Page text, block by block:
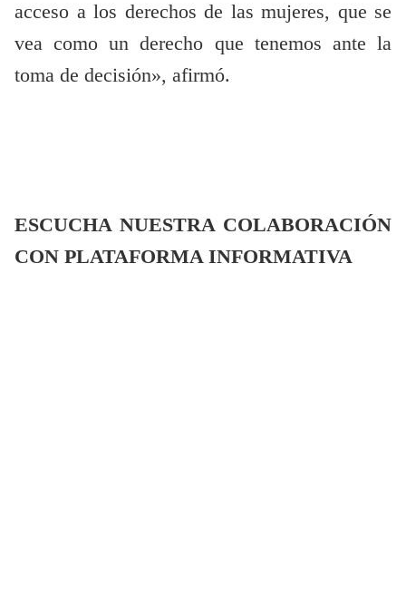
acceso a los derechos de las mujeres, que se
vea como un derecho que tenemos ante la
toma de decisión», afirmó.
ESCUCHA NUESTRA COLABORACIÓN
CON PLATAFORMA INFORMATIVA